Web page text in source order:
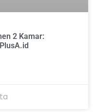
2 Kamar: